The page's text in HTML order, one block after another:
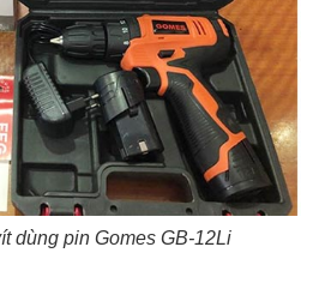
dùng pin Gomes GB-12Li